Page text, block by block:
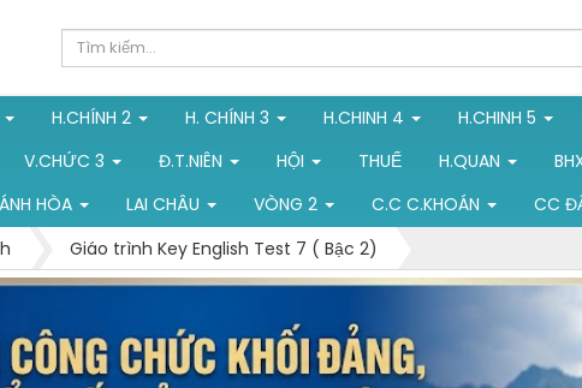
H.CHÍNH 2 H. CHÍNH 3 H.CHINH 4 H.CHINH 5
V.CHỨC 3 Đ.T.NIÊN HỘI THUẾ H.QUAN
HÒA LAI CHÂU VÒNG 2 C.C C.KHOÁN CC
Giáo trình Key English Test 7 ( Bậc 2)